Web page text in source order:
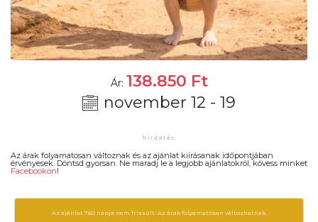
Ár: 138.850 Ft
november 12 - 19
Az árak folyamatosan változnak és az ajánlat kiírásanak időpontjában
érvényesek. Döntsd gyorsan. Ne maradj le a legjobb ajánlatokról, kövess minket
Facebookon!
Az ajánlat 760 napja nem frissült. Az árak folyamatosan változhatnak,